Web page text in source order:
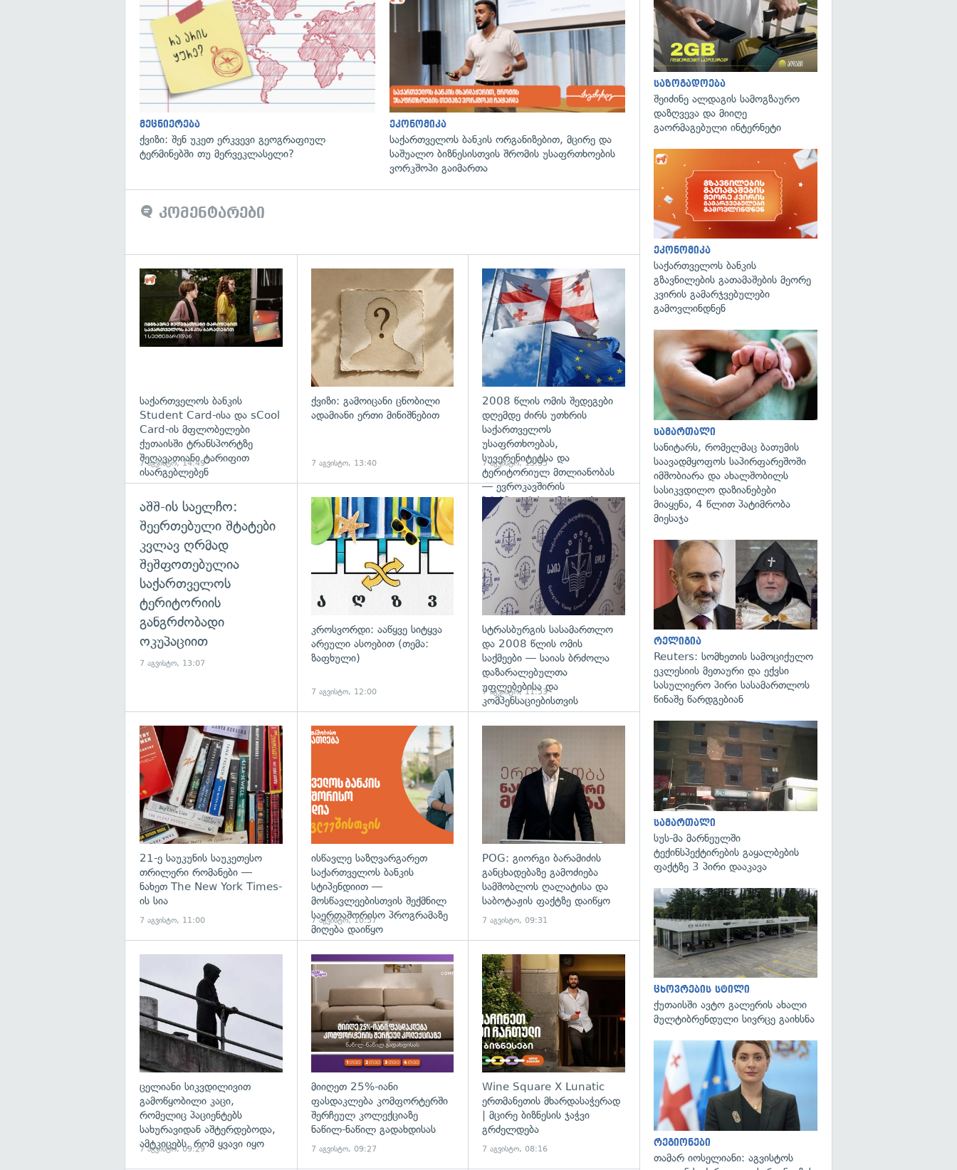
მეცნიერება
ქვიზი: შენ უკეთ ერკვევი გეოგრაფიულ
ტერმინებში თუ მერვეკლასელი?
ეკონომიკა
საქართველოს ბანკის ორგანიზებით, მცირე და
საშუალო ბიზნესისთვის შრომის უსაფრთხოების
ვორკშოპი გაიმართა
კომენტარები
საქართველოს ბანკის
Student Card-ისა და sCool
Card-ის მფლობელები
ქუთაისში ტრანსპორტზე
შეღავათიანი ტარიფით
ისარგებლებენ
7 აგვისტო, 14:49
ქვიზი: გამოიცანი ცნობილი
ადამიანი ერთი მინიშნებით
7 აგვისტო, 13:40
გადახედვა
2008 წლის ომის შედეგები
დღემდე ძირს უთხრის
საქართველოს
უსაფრთხოებას,
სუვერენიტეტსა და
ტერიტორიულ მთლიანობას
— ევროკავშირის
პრესპიკერის განცხადება
7 აგვისტო, 13:35
აშშ-ის საელჩო:
შეერთებული შტატები
კვლავ ღრმად
შეშფოთებულია
საქართველოს
ტერიტორიის
განგრძობადი
ოკუპაციით
7 აგვისტო, 13:07
გადახედვა
კროსვორდი: ააწყვე სიტყვა
არეული ასოებით (თემა:
ზაფხული)
7 აგვისტო, 12:00
გადახედვა
სტრასბურგის სასამართლო
და 2008 წლის ომის
საქმეები — საიას ბრძოლა
დაზარალებულთა
უფლებებისა და
კომპენსაციებისთვის
7 აგვისტო, 11:53
გადახედვა
21-ე საუკუნის საუკეთესო
თრილერი რომანები —
ნახეთ The New York Times-
ის სია
7 აგვისტო, 11:00
ისწავლე საზღვარგარეთ
საქართველოს ბანკის
სტიპენდიით —
მოსწავლეებისთვის შექმნილ
საერთაშორისო პროგრამაზე
მიღება დაიწყო
7 აგვისტო, 10:57
გადახედვა
POG: გიორგი ბარამიძის
განცხადებაზე გამოძიება
სამშობლოს ღალატისა და
საბოტაჟის ფაქტზე დაიწყო
7 აგვისტო, 09:31
გადახედვა
ცელიანი სიკვდილივით
გამოწყობილი კაცი,
რომელიც პაციენტებს
სახურავიდან აშტერდებოდა,
ამტკიცებს, რომ ყვავი იყო
7 აგვისტო, 09:29
მიიღეთ 25%-იანი
ფასდაკლება კომფორტერში
შერჩეულ კოლექციაზე
ნაწილ-ნაწილ გადახდისას
7 აგვისტო, 09:27
Wine Square X Lunatic
ერთმანეთის მხარდასაჭერად
| მცირე ბიზნესის ჯაჭვი
გრძელდება
7 აგვისტო, 08:16
საზოგადოება
შეიძინე ალდაგის სამოგზაურო
დაზღვევა და მიიღე
გაორმაგებული ინტერნეტი
ეკონომიკა
საქართველოს ბანკის
გზავნილების გათამაშების მეორე
კვირის გამარჯვებულები
გამოვლინდნენ
სამართალი
სანიტარს, რომელმაც ბათუმის
საავადმყოფოს საპირფარეშოში
იმშობიარა და ახალშობილს
სასიკვდილო დაზიანებები
მიაყენა, 4 წლით პატიმრობა
მიესაჯა
რელიგია
Reuters: სომხეთის სამოციქულო
ეკლესიის მეთაური და ექვსი
სასულიერო პირი სასამართლოს
წინაშე წარდგებიან
სამართალი
სუს-მა მარნეულში
ტექინსპექტირების გაყალბების
ფაქტზე 3 პირი დააკავა
ცხოვრების სტილი
ქუთაისში ავტო გალერის ახალი
მულტიბრენდული სივრცე გაიხსნა
რეგიონები
თამარ იოსელიანი: აგვისტოს